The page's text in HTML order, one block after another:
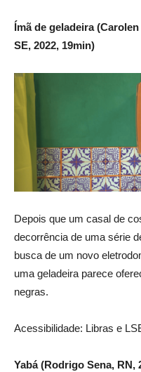
Ímã de geladeira
SE, 2022, 19min)
Depois que um casal de
decorrência de uma série
busca de um novo
uma geladeira parece
negras.
Acessibilidade: Libras e
Yabá (Rodrigo Sena, RN,